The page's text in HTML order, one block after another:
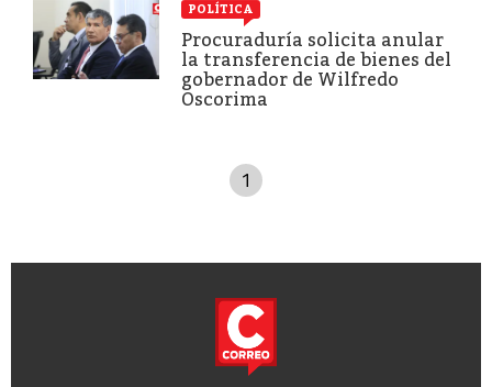
POLÍTICA
Procuraduría solicita anular
la transferencia de bienes del
gobernador de Wilfredo
Oscorima
1